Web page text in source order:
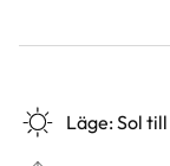
Läge:Sol